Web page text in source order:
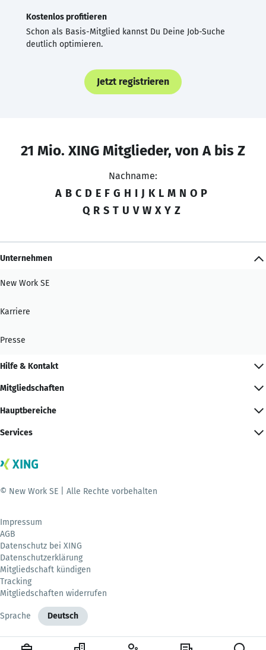
Kostenlos profitieren
Schon als Basis-Mitglied kannst Du Deine Job-Suche
deutlich optimieren.
Jetzt registrieren
21 Mio. XING Mitglieder, von A bis Z
Nachname:
A B C D E F G H I J K L M N O P
Q R S T U V W X Y Z
Unternehmen
New Work SE
Karriere
Presse
Hilfe & Kontakt
Mitgliedschaften
Hauptbereiche
Services
© New Work SE | Alle Rechte vorbehalten
Impressum
AGB
Datenschutz bei XING
Datenschutzerklärung
Mitgliedschaft kündigen
Tracking
Mitgliedschaften widerrufen
Sprache Deutsch